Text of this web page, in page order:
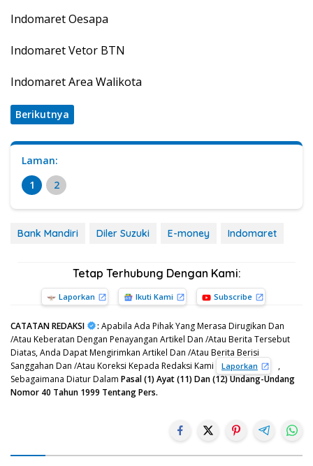
Indomaret Oesapa
Indomaret Vetor BTN
Indomaret Area Walikota
Berikutnya
Laman:
1
2
Bank Mandiri Diler Suzuki E-money Indomaret
Tetap Terhubung Dengan Kami:
Laporkan Ikuti Kami Subscribe
CATATAN REDAKSI : Apabila Ada Pihak Yang Merasa Dirugikan Dan
/Atau Keberatan Dengan Penayangan Artikel Dan /Atau Berita Tersebut
Diatas, Anda Dapat Mengirimkan Artikel Dan /Atau Berita Berisi
Sanggahan Dan /Atau Koreksi Kepada Redaksi Kami
Laporkan
,
Sebagaimana Diatur Dalam Pasal (1) Ayat (11) Dan (12) Undang-Undang
Nomor 40 Tahun 1999 Tentang Pers.